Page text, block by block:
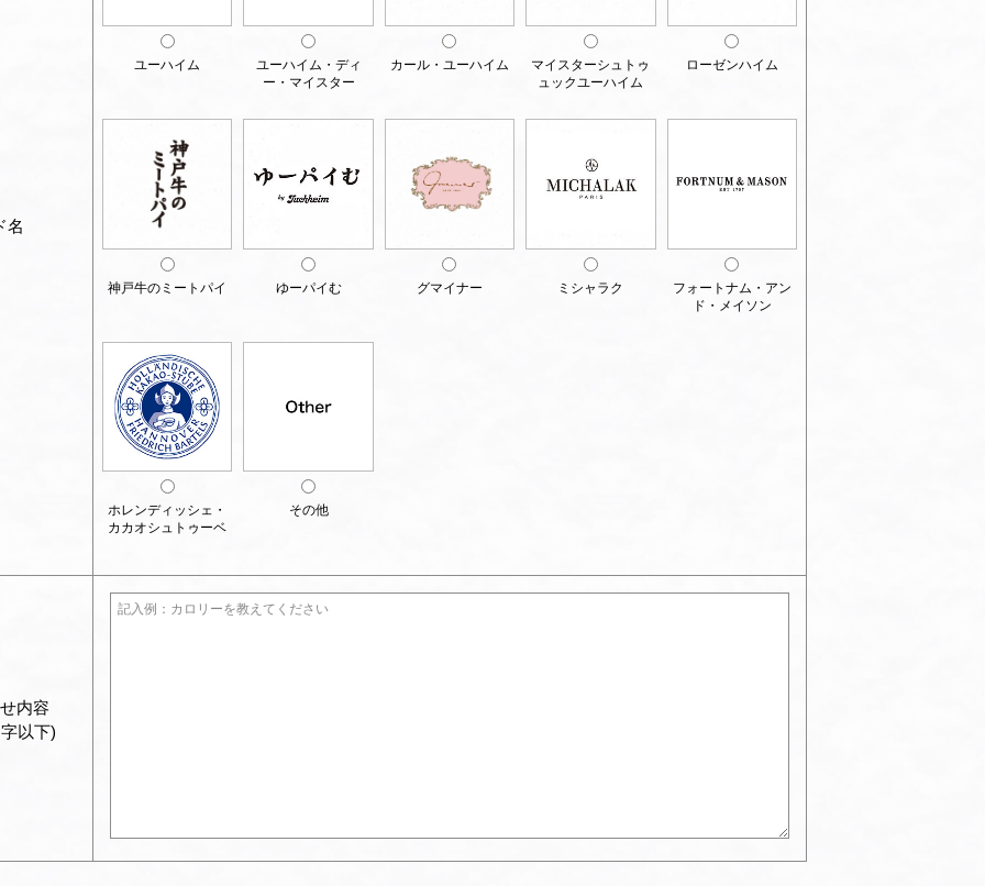
名
ユーハイム
ユーハイム・ディ
ー・マイスター
カール・ユーハイム
マイスターシュトゥ
ュックユーハイム
ローゼンハイム
神戸牛のミートパイ ゆーパイむ グマイナー ミシャラク
フォートナム・アン
ド・メイソン
ホレンディッシェ・
カカオシュトゥーベ
その他
内容
以下)